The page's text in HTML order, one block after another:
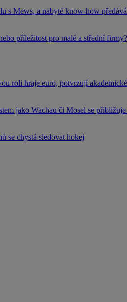
s Mews, a nabyté know-how
příležitost pro malé a střední firmy?
roli hraje euro, potvrzují
jako Wachau či Mosel se
se chystá sledovat hokej